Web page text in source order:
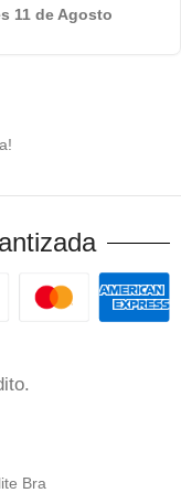
11 de Agosto
Bra